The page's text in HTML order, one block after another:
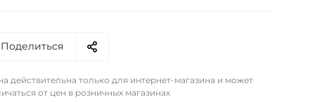
Поделиться
действительна только для интернет-магазина и может
от цен в розничных магазинах